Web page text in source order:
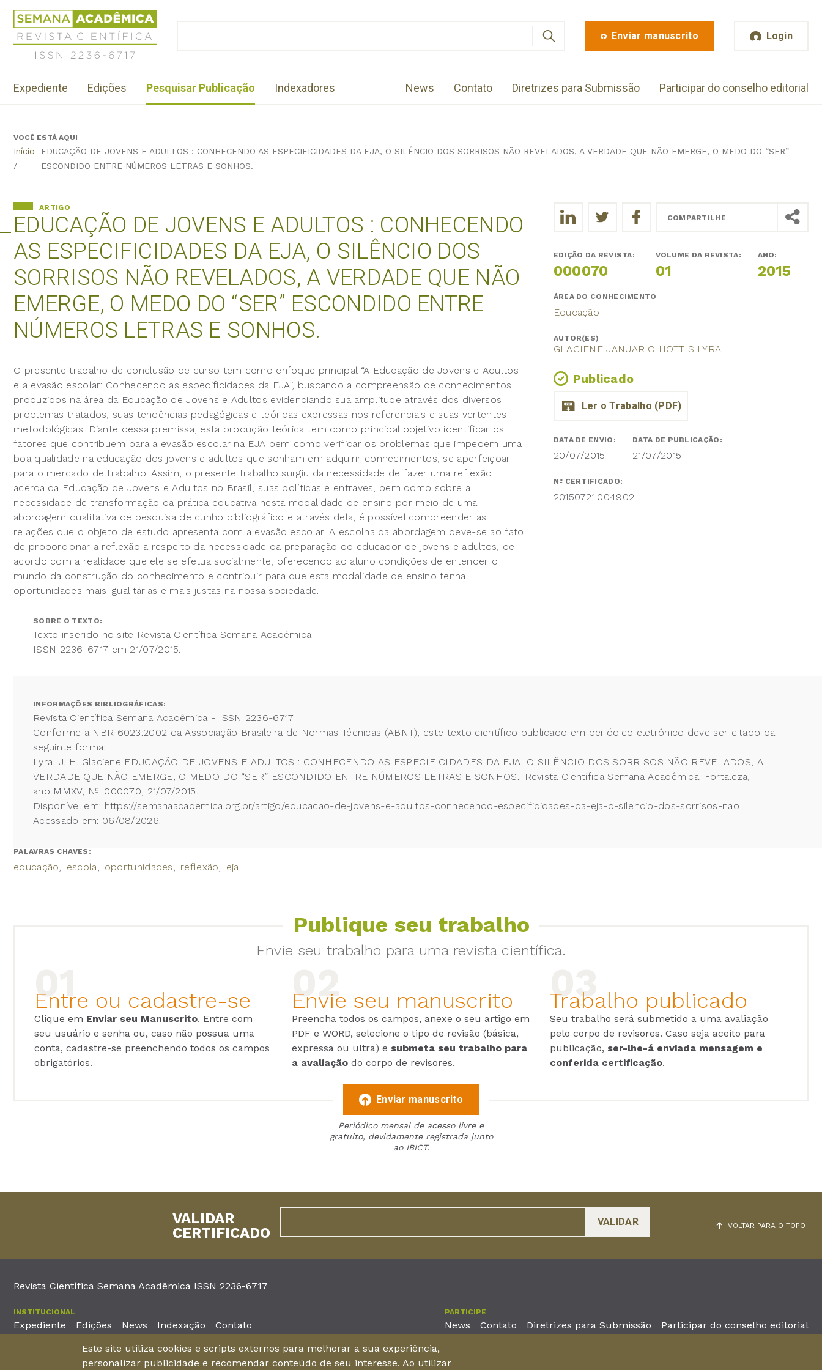
Jump
navigation
Revista
Científica
Semana
Acadêmica
2236-
Enviar manuscrito Login
Menu
institutional
Expediente Edições Pesquisar Publicação Indexadores News Contato Diretrizes para Submissão Participar do conselho editorial
Back
top
VOCÊ ESTÁ AQUI
Início
/
EDUCAÇÃO DE JOVENS E ADULTOS : CONHECENDO AS ESPECIFICIDADES DA EJA, O SILÊNCIO DOS SORRISOS NÃO REVELADOS, A VERDADE QUE NÃO EMERGE, O MEDO DO “SER”
ESCONDIDO ENTRE NÚMEROS LETRAS E SONHOS.
EDUCAÇÃO DE JOVENS E ADULTOS : CONHECENDO
AS ESPECIFICIDADES DA EJA, O SILÊNCIO DOS
SORRISOS NÃO REVELADOS, A VERDADE QUE NÃO
EMERGE, O MEDO DO “SER” ESCONDIDO ENTRE
NÚMEROS LETRAS E SONHOS.
ARTIGO
O presente trabalho de conclusão de curso tem como enfoque principal “A Educação de Jovens e Adultos
e a evasão escolar: Conhecendo as especificidades da EJA”, buscando a compreensão de conhecimentos
produzidos na área da Educação de Jovens e Adultos evidenciando sua amplitude através dos diversos
problemas tratados, suas tendências pedagógicas e teóricas expressas nos referenciais e suas vertentes
metodológicas. Diante dessa premissa, esta produção teórica tem como principal objetivo identificar os
fatores que contribuem para a evasão escolar na EJA bem como verificar os problemas que impedem uma
boa qualidade na educação dos jovens e adultos que sonham em adquirir conhecimentos, se aperfeiçoar
para o mercado de trabalho. Assim, o presente trabalho surgiu da necessidade de fazer uma reflexão
acerca da Educação de Jovens e Adultos no Brasil, suas políticas e entraves, bem como sobre a
necessidade de transformação da prática educativa nesta modalidade de ensino por meio de uma
abordagem qualitativa de pesquisa de cunho bibliográfico e através dela, é possível compreender as
relações que o objeto de estudo apresenta com a evasão escolar. A escolha da abordagem deve-se ao fato
de proporcionar a reflexão a respeito da necessidade da preparação do educador de jovens e adultos, de
acordo com a realidade que ele se efetua socialmente, oferecendo ao aluno condições de entender o
mundo da construção do conhecimento e contribuir para que esta modalidade de ensino tenha
oportunidades mais igualitárias e mais justas na nossa sociedade.
COMPARTILHE
EDIÇÃO DA REVISTA:
000070
VOLUME DA REVISTA:
01
ANO:
2015
ÁREA DO CONHECIMENTO
Educação
AUTOR(ES)
GLACIENE JANUARIO HOTTIS LYRA
Publicado
DATA DE ENVIO:
20/07/2015
DATA DE PUBLICAÇÃO:
21/07/2015
Nº CERTIFICADO:
20150721.004902
SOBRE O TEXTO:
Texto inserido no site Revista Científica Semana Acadêmica
ISSN 2236-6717 em 21/07/2015.
INFORMAÇÕES BIBLIOGRÁFICAS:
Revista Científica Semana Acadêmica - ISSN 2236-6717
Conforme a NBR 6023:2002 da Associação Brasileira de Normas Técnicas (ABNT), este texto científico publicado em periódico eletrônico deve ser citado da
seguinte forma:
Lyra, J. H. Glaciene EDUCAÇÃO DE JOVENS E ADULTOS : CONHECENDO AS ESPECIFICIDADES DA EJA, O SILÊNCIO DOS SORRISOS NÃO REVELADOS, A
VERDADE QUE NÃO EMERGE, O MEDO DO “SER” ESCONDIDO ENTRE NÚMEROS LETRAS E SONHOS.. Revista Científica Semana Acadêmica. Fortaleza,
ano MMXV, Nº. 000070, 21/07/2015.
Disponível em: https://semanaacademica.org.br/artigo/educacao-de-jovens-e-adultos-conhecendo-especificidades-da-eja-o-silencio-dos-sorrisos-nao
Acessado em: 06/08/2026.
PALAVRAS CHAVES:
educação escola oportunidades reflexão eja.
Publique seu trabalho
Envie seu trabalho para uma revista científica.
Entre ou cadastre-se
Clique em Enviar seu Manuscrito. Entre com
seu usuário e senha ou, caso não possua uma
conta, cadastre-se preenchendo todos os campos
obrigatórios.
Envie seu manuscrito
Preencha todos os campos, anexe o seu artigo em
PDF e WORD, selecione o tipo de revisão (básica,
expressa ou ultra) e submeta seu trabalho para
a avaliação do corpo de revisores.
Trabalho publicado
Seu trabalho será submetido a uma avaliação
pelo corpo de revisores. Caso seja aceito para
publicação, ser-lhe-á enviada mensagem e
conferida certificação.
Enviar manuscrito
Periódico mensal de acesso livre e
gratuito, devidamente registrada junto
ao IBICT.
VOLTAR PARA O TOPO
VALIDAR
CERTIFICADO
Revista Científica Semana Acadêmica ISSN 2236-6717
INSTITUCIONAL
Expediente Edições News Indexação Contato
PARTICIPE
News Contato Diretrizes para Submissão Participar do conselho editorial
Unieducar Inteligência Educacional Ltda Av. Desembargador Moreira, No. 2001 – 11º andar - Bairro Aldeota
Este site utiliza cookies e scripts externos para melhorar a sua experiência,
personalizar publicidade e recomendar conteúdo de seu interesse. Ao utilizar